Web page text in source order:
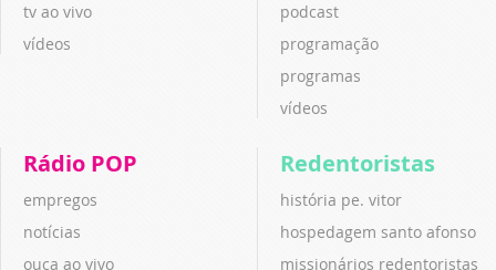
tv ao vivo
vídeos
podcast
programação
programas
vídeos
Rádio POP
empregos
notícias
ouça ao vivo
Redentoristas
história pe. vitor
hospedagem santo afonso
missionários redentoristas